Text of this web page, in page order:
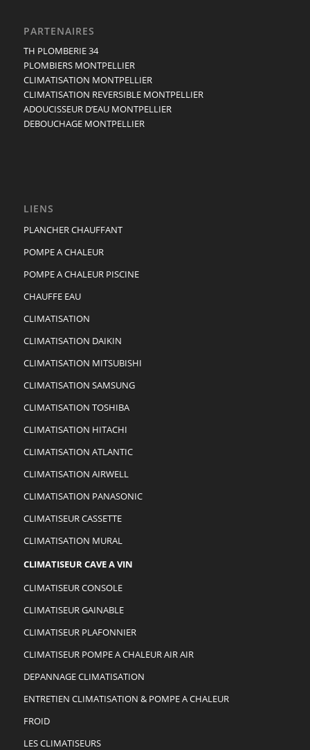
PARTENAIRES
TH PLOMBERIE 34
PLOMBIERS MONTPELLIER
CLIMATISATION MONTPELLIER
CLIMATISATION REVERSIBLE MONTPELLIER
ADOUCISSEUR D’EAU MONTPELLIER
DEBOUCHAGE MONTPELLIER
LIENS
PLANCHER CHAUFFANT
POMPE A CHALEUR
POMPE A CHALEUR PISCINE
CHAUFFE EAU
CLIMATISATION
CLIMATISATION DAIKIN
CLIMATISATION MITSUBISHI
CLIMATISATION SAMSUNG
CLIMATISATION TOSHIBA
CLIMATISATION HITACHI
CLIMATISATION ATLANTIC
CLIMATISATION AIRWELL
CLIMATISATION PANASONIC
CLIMATISEUR CASSETTE
CLIMATISATION MURAL
CLIMATISEUR CAVE A VIN
CLIMATISEUR CONSOLE
CLIMATISEUR GAINABLE
CLIMATISEUR PLAFONNIER
CLIMATISEUR POMPE A CHALEUR AIR AIR
DEPANNAGE CLIMATISATION
ENTRETIEN CLIMATISATION & POMPE A CHALEUR
FROID
LES CLIMATISEURS